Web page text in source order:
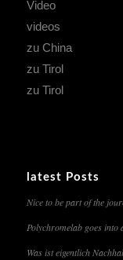
Video
videos
zu China
zu Tirol
zu Tirol
latest Posts
Nice to be part of the
Polychromelab goes
Was ist eigentlich